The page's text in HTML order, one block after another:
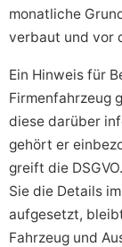
monatliche
verbaut und vor
Ein Hinweis für
Firmenfahrzeug
diese darüber
gehört er
greift die
Sie die Details
aufgesetzt,
Fahrzeug und